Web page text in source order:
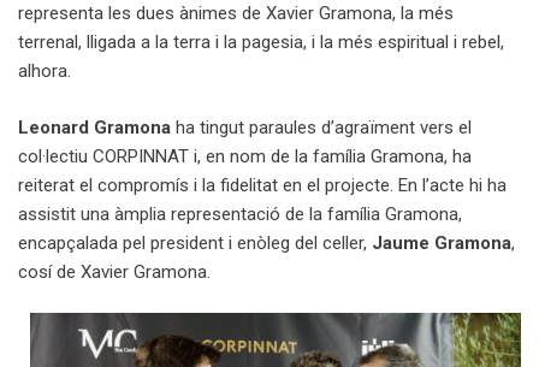
representa les dues ànimes de Xavier Gramona, la més
terrenal, lligada a la terra i la pagesia, i la més espiritual i rebel,
alhora.
Leonard Gramona ha tingut paraules d’agraïment vers el
col·lectiu CORPINNAT i, en nom de la família Gramona, ha
reiterat el compromís i la fidelitat en el projecte. En l’acte hi ha
assistit una àmplia representació de la família Gramona,
encapçalada pel president i enòleg del celler, Jaume Gramona,
cosí de Xavier Gramona.